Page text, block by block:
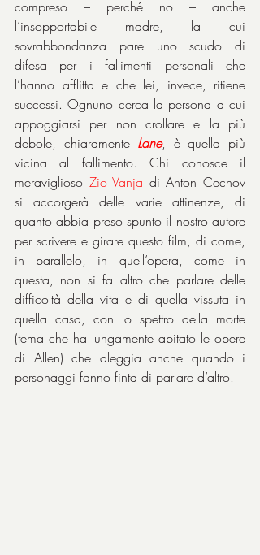
compreso – perché no – anche
l’insopportabile madre, la cui
sovrabbondanza pare uno scudo di
difesa per i fallimenti personali che
l’hanno afflitta e che lei, invece, ritiene
successi. Ognuno cerca la persona a cui
appoggiarsi per non crollare e la più
debole, chiaramente Lane, è quella più
vicina al fallimento. Chi conosce il
meraviglioso Zio Vanja di Anton Cechov
si accorgerà delle varie attinenze, di
quanto abbia preso spunto il nostro autore
per scrivere e girare questo film, di come,
in parallelo, in quell’opera, come in
questa, non si fa altro che parlare delle
difficoltà della vita e di quella vissuta in
quella casa, con lo spettro della morte
(tema che ha lungamente abitato le opere
di Allen) che aleggia anche quando i
personaggi fanno finta di parlare d’altro.